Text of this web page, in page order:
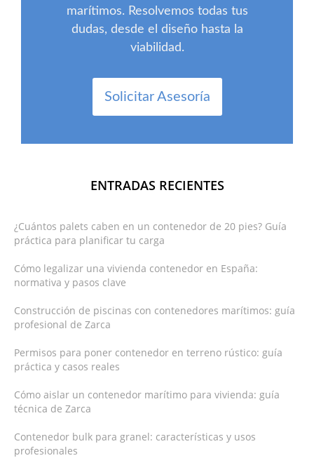
marítimos. Resolvemos todas tus
dudas, desde el diseño hasta la
viabilidad.
Solicitar Asesoría
ENTRADAS RECIENTES
¿Cuántos palets caben en un contenedor de 20 pies? Guía
práctica para planificar tu carga
Cómo legalizar una vivienda contenedor en España:
normativa y pasos clave
Construcción de piscinas con contenedores marítimos: guía
profesional de Zarca
Permisos para poner contenedor en terreno rústico: guía
práctica y casos reales
Cómo aislar un contenedor marítimo para vivienda: guía
técnica de Zarca
Contenedor bulk para granel: características y usos
profesionales